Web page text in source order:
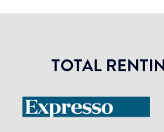
TOTAL